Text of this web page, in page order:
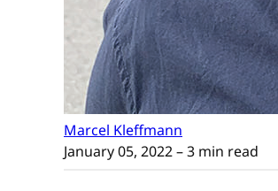
Marcel Kleffmann
January 05, 2022– 3 min read